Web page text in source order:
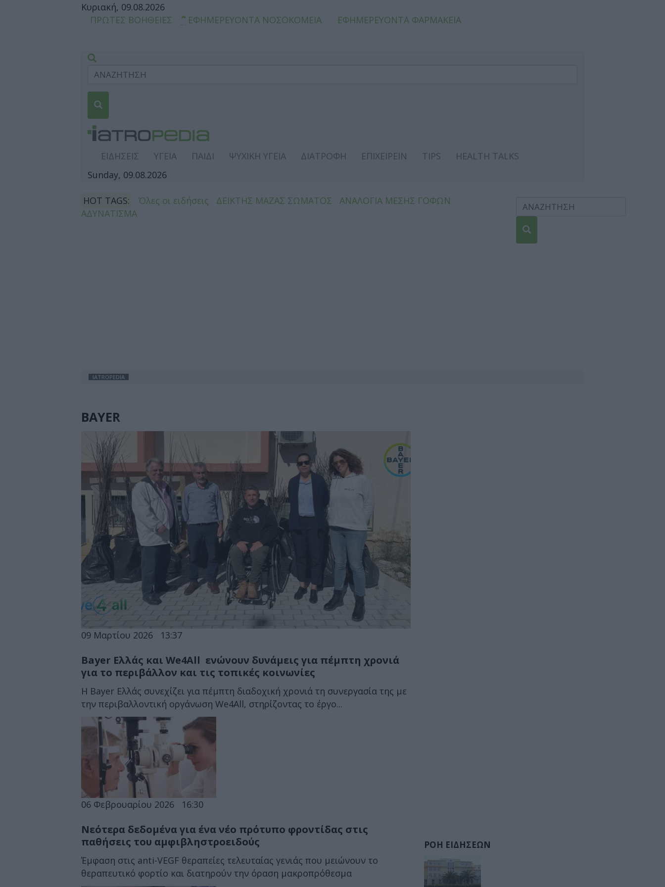
Κυριακή, 09.08.2026
ΠΡΩΤΕΣ ΒΟΗΘΕΙΕΣ
ΕΦΗΜΕΡΕΥΟΝΤΑ ΝΟΣΟΚΟΜΕΙΑ ΕΦΗΜΕΡΕΥΟΝΤΑ ΦΑΡΜΑΚΕΙΑ
ΕΙΔΗΣΕΙΣ ΥΓΕΙΑ ΠΑΙΔΙ ΨΥΧΙΚΗ ΥΓΕΙΑ ΔΙΑΤΡΟΦΗ ΕΠΙΧΕΙΡΕΙΝ TIPS
HEALTH TALKS
Sunday, 09.08.2026
HOT TAGS: Όλες οι ειδήσεις ΔΕΙΚΤΗΣ ΜΑΖΑΣ ΣΩΜΑΤΟΣ
ΑΝΑΛΟΓΙΑ ΜΕΣΗΣ ΓΟΦΩΝ
ΑΔΥΝΑΤΙΣΜΑ
IATROPEDIA
BAYER
09 Μαρτίου 2026 13:37
Bayer Ελλάς και We4All ενώνουν δυνάμεις για πέμπτη χρονιά
για το περιβάλλον και τις τοπικές κοινωνίες
Η Bayer Ελλάς συνεχίζει για πέμπτη διαδοχική χρονιά τη συνεργασία της με
την περιβαλλοντική οργάνωση We4All, στηρίζοντας το έργο...
06 Φεβρουαρίου 2026 16:30
Νεότερα δεδομένα για ένα νέο πρότυπο φροντίδας στις
παθήσεις του αμφιβληστροειδούς
Έμφαση στις anti-VEGF θεραπείες τελευταίας γενιάς που μειώνουν το
θεραπευτικό φορτίο και διατηρούν την όραση μακροπρόθεσμα
ΡΟΗ ΕΙΔΗΣΕΩΝ